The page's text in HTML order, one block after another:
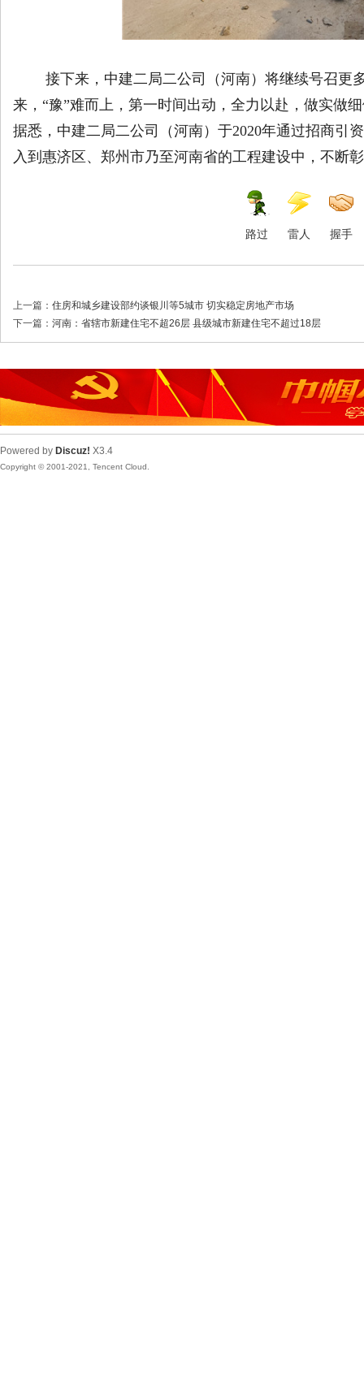
接下来，中建二局二公司（河南）将继续号召更
来，“豫”难而上，第一时间出动，全力以赴，做实做
据悉，中建二局二公司（河南）于2020年通过招商引
入到惠济区、郑州市乃至河南省的工程建设中，不断
路过 雷人 握手
上一篇： 住房和城乡建设部约谈银川等5城市 切实稳定房地产市场
下一篇： 河南：省辖市新建住宅不超26层 县级城市新建住宅不超过18层
Powered by Discuz! X3.4
Copyright © 2001-2021, Tencent Cloud.